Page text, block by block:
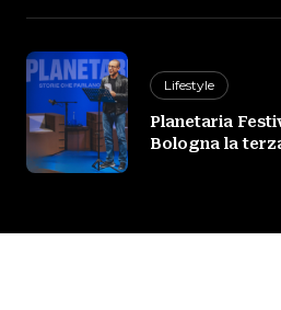
Lifestyle
Planetaria
Bologna la